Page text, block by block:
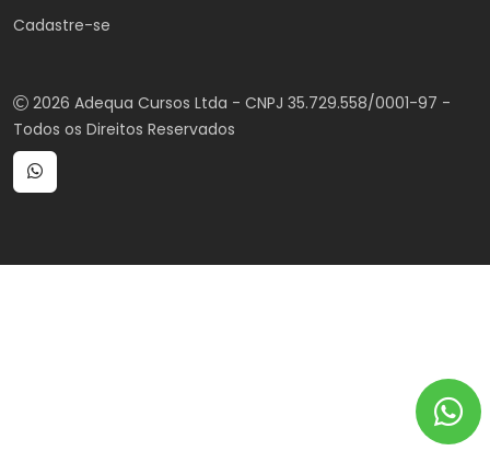
Cadastre-se
2026 Adequa Cursos Ltda - CNPJ 35.729.558/0001-97 -
Todos os Direitos Reservados